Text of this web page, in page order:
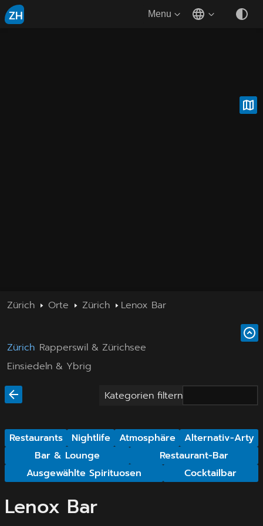
ZH Menu
Zürich Orte Zürich Lenox Bar
Zürich Rapperswil & Zürichsee
Einsiedeln & Ybrig
Kategorien filtern
Restaurants Nightlife Atmosphäre
Alternativ-Arty
Bar & Lounge
Restaurant-Bar
Ausgewählte Spirituosen
Cocktailbar
Lenox Bar